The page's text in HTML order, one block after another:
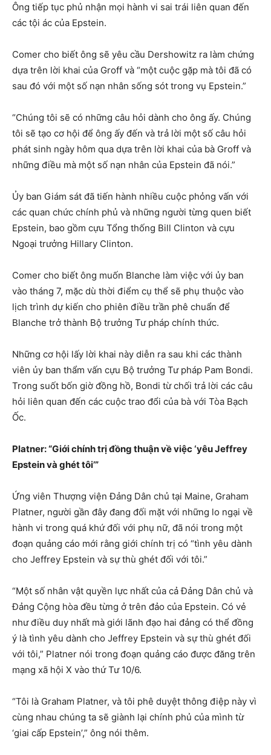
Ông tiếp tục phủ nhận mọi hành vi sai trái liên quan đến
các tội ác của Epstein.
Comer cho biết ông sẽ yêu cầu Dershowitz ra làm chứng
dựa trên lời khai của Groff và “một cuộc gặp mà tôi đã có
sau đó với một số nạn nhân sống sót trong vụ Epstein.”
“Chúng tôi sẽ có những câu hỏi dành cho ông ấy. Chúng
tôi sẽ tạo cơ hội để ông ấy đến và trả lời một số câu hỏi
phát sinh ngày hôm qua dựa trên lời khai của bà Groff và
những điều mà một số nạn nhân của Epstein đã nói.”
Ủy ban Giám sát đã tiến hành nhiều cuộc phỏng vấn với
các quan chức chính phủ và những người từng quen biết
Epstein, bao gồm cựu Tổng thống Bill Clinton và cựu
Ngoại trưởng Hillary Clinton.
Comer cho biết ông muốn Blanche làm việc với ủy ban
vào tháng 7, mặc dù thời điểm cụ thể sẽ phụ thuộc vào
lịch trình dự kiến cho phiên điều trần phê chuẩn để
Blanche trở thành Bộ trưởng Tư pháp chính thức.
Những cơ hội lấy lời khai này diễn ra sau khi các thành
viên ủy ban thẩm vấn cựu Bộ trưởng Tư pháp Pam Bondi.
Trong suốt bốn giờ đồng hồ, Bondi từ chối trả lời các câu
hỏi liên quan đến các cuộc trao đổi của bà với Tòa Bạch
Ốc.
Platner: “Giới chính trị đồng thuận về việc ‘yêu Jeffrey
Epstein và ghét tôi’”
Ứng viên Thượng viện Đảng Dân chủ tại Maine, Graham
Platner, người gần đây đang đối mặt với những lo ngại về
hành vi trong quá khứ đối với phụ nữ, đã nói trong một
đoạn quảng cáo mới rằng giới chính trị có “tình yêu dành
cho Jeffrey Epstein và sự thù ghét đối với tôi.”
“Một số nhân vật quyền lực nhất của cả Đảng Dân chủ và
Đảng Cộng hòa đều từng ở trên đảo của Epstein. Có vẻ
như điều duy nhất mà giới lãnh đạo hai đảng có thể đồng
ý là tình yêu dành cho Jeffrey Epstein và sự thù ghét đối
với tôi,” Platner nói trong đoạn quảng cáo được đăng trên
mạng xã hội X vào thứ Tư 10/6.
“Tôi là Graham Platner, và tôi phê duyệt thông điệp này vì
cùng nhau chúng ta sẽ giành lại chính phủ của mình từ
‘giai cấp Epstein’,” ông nói thêm.